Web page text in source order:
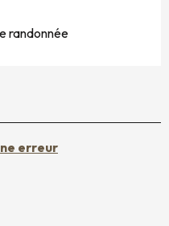
randonnée
erreur